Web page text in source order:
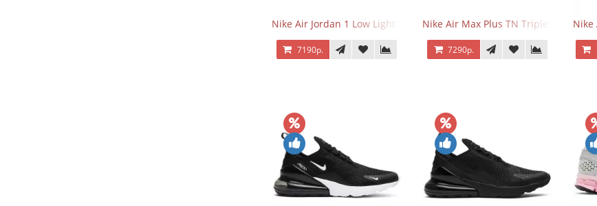
Nike Air Jordan 1 Low Light Smoke Grey
7190р.
Nike Air Max Plus TN Triple Black
7290р.
Nike